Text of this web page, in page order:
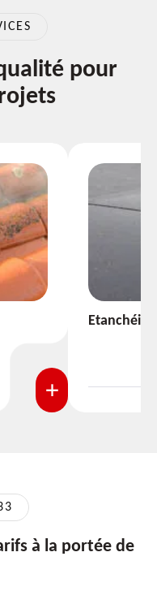
pour
VOIR PLUS
à la portée de